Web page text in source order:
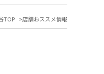
TOP 店舗おススメ情報